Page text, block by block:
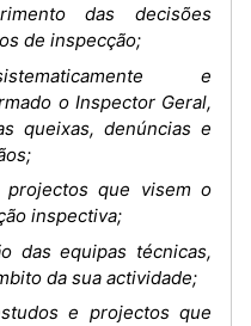
das decisões
de inspecção;
e
o Inspector Geral,
queixas, denúncias e
que visem o
inspectiva;
das equipas técnicas,
da sua actividade;
e projectos que